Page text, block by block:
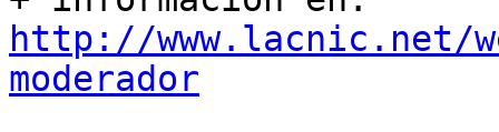
http://www.lacnic.net/
moderador